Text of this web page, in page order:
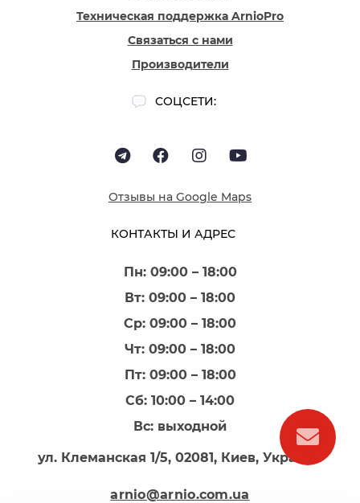
КОНТАКТЫ И АДРЕС
Пн: 09:00 – 18:00
Вт: 09:00 – 18:00
Ср: 09:00 – 18:00
Чт: 09:00 – 18:00
Пт: 09:00 – 18:00
Сб: 10:00 – 14:00
Вс: выходной
ул. Клеманская 1/5, 02081, Киев, Украина
arnio@arnio.com.ua
Техническая поддержка ArnioPro
Связаться с нами
Производители
СОЦСЕТИ:
Отзывы на Google Maps